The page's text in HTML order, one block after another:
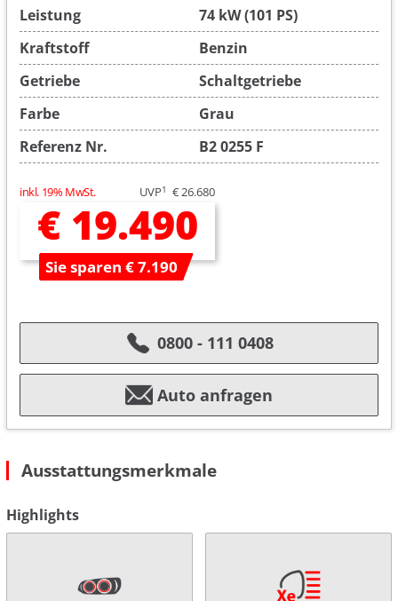
Leistung
74 kW (101 PS)
Kraftstoff
Benzin
Getriebe
Schaltgetriebe
Farbe
Grau
Referenz Nr.
B2 0255 F
inkl. 19% MwSt. UVP1 € 26.680
€ 19.490
Sie sparen € 7.190
0800 - 111 0408
Auto anfragen
Ausstattungsmerkmale
Highlights